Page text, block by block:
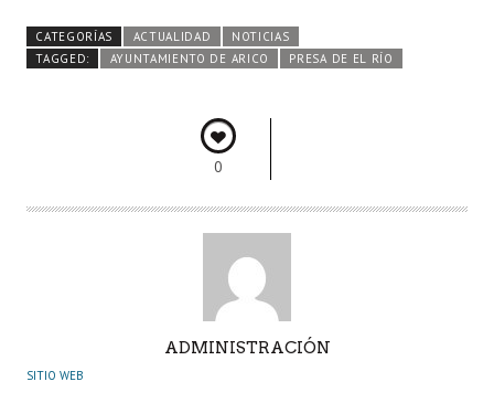
b
o
itt
er
ts
A
e
dI
m
pa
CATEGORÍAS ACTUALIDAD
NOTICIAS
TAGGED:
AYUNTAMIENTO DE ARICO PRESA DE EL RÍO
0
U
ADMINISTRACIÓN
SITIO WEB